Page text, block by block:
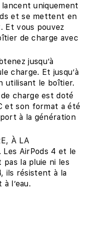
uniquement
et se mettent en
Et vous pouvez
de charge avec
jusqu’à
charge. Et jusqu’à
utilisant le boîtier.
charge est doté
et son format a été
à la génération
À LA
Les AirPods 4 et le
la pluie ni les
ils résistent à la
l’eau.